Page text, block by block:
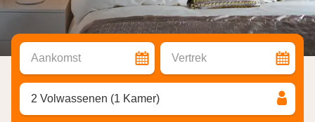
Aankomst Vertrek
2 Volwassenen (1 Kamer)